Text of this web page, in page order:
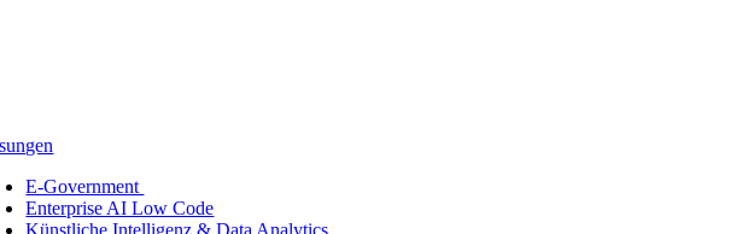
E-Government
Enterprise AI Low Code
Künstliche Intelligenz & Data Analytics